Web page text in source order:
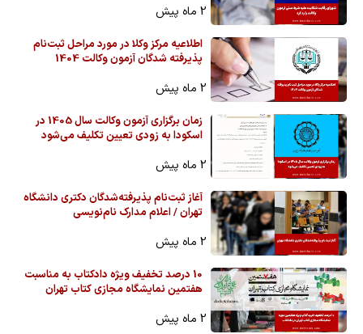
2 ماه پیش
اطلاعیه مرکز وکلا در مورد مراحل ثبت‌نام
پذیرفته شدگان آزمون وکالت 1404
2 ماه پیش
زمان برگزاری آزمون وکالت سال 1405 در
اسکودا به زودی تعیین تکلیف می‌شود
2 ماه پیش
آغاز ثبت‌نام پذیرفته‌شدگان دکتری دانشگاه
تهران / اعلام مدارک نام‌نویسی
2 ماه پیش
10 درصد تخفیف ویژه دادکتاب به مناسبت
هفتمین نمایشگاه مجازی کتاب تهران
2 ماه پیش